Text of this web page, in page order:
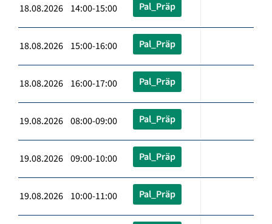
18.08.2026 14:00-15:00 Pal_Präp
18.08.2026 15:00-16:00 Pal_Präp
18.08.2026 16:00-17:00 Pal_Präp
19.08.2026 08:00-09:00 Pal_Präp
19.08.2026 09:00-10:00 Pal_Präp
19.08.2026 10:00-11:00 Pal_Präp